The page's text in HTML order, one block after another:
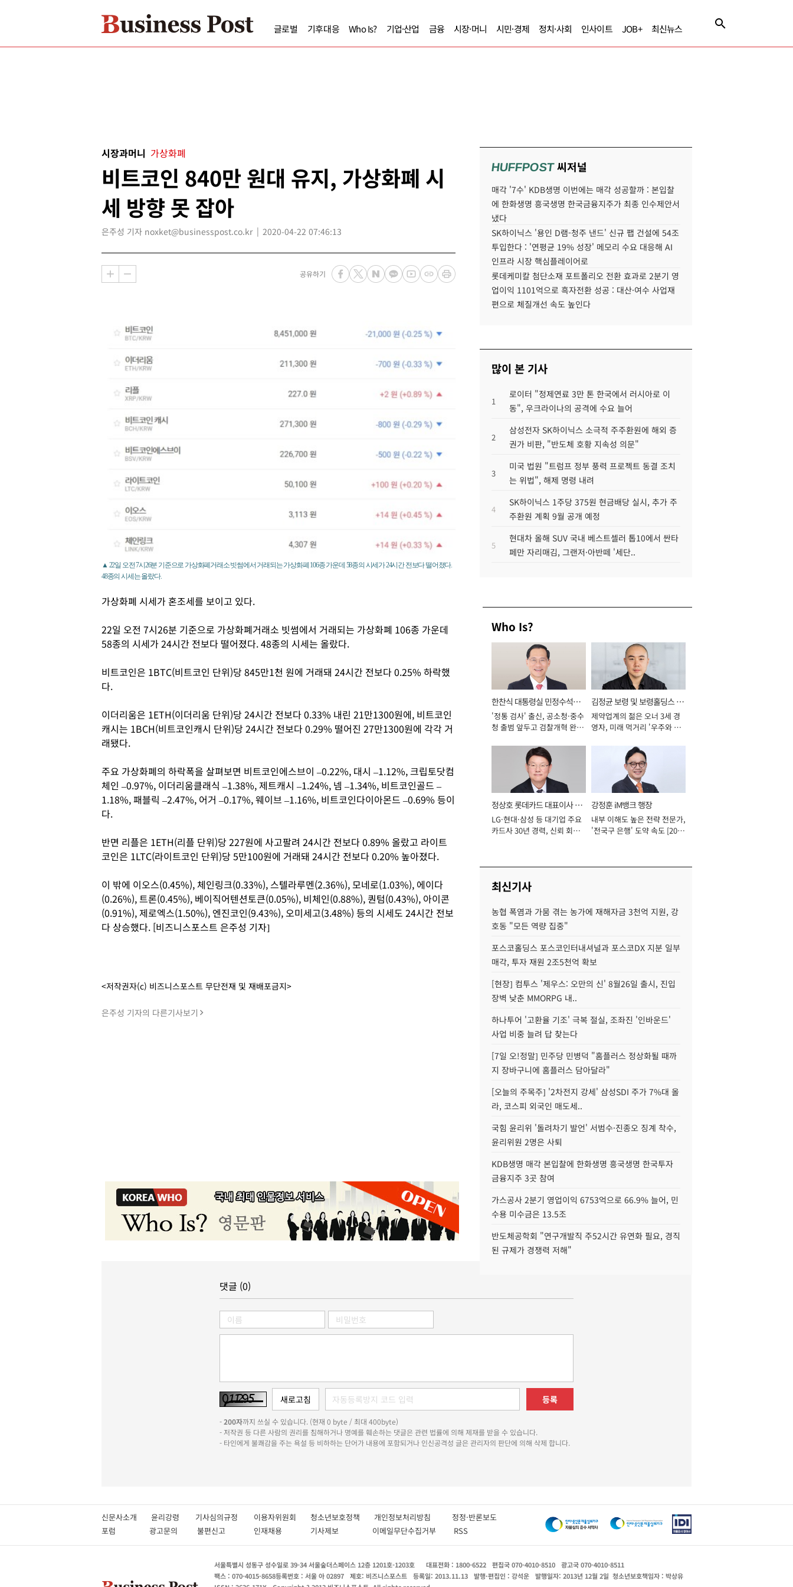
글로벌 기후대응 Who Is? 기업·산업 금융 시장·머니 시민·경제 정치·사회 인사이트 JOB+ 최신뉴스
시장과머니 가상화폐
비트코인 840만 원대 유지, 가상화폐 시
세 방향 못 잡아
은주성 기자 noxket@businesspost.co.kr 2020-04-22 07:46:13
공유하기
▲ 22일 오전 7시26분 기준으로 가상화폐거래소 빗썸에서 거래되는 가상화폐 106종 가운데 58종의 시세가 24시간 전보다 떨어졌다.
48종의 시세는 올랐다.
가상화폐 시세가 혼조세를 보이고 있다.
22일 오전 7시26분 기준으로 가상화폐거래소 빗썸에서 거래되는 가상화폐 106종 가운데
58종의 시세가 24시간 전보다 떨어졌다. 48종의 시세는 올랐다.
비트코인은 1BTC(비트코인 단위)당 845만1천 원에 거래돼 24시간 전보다 0.25% 하락했
다.
이더리움은 1ETH(이더리움 단위)당 24시간 전보다 0.33% 내린 21만1300원에, 비트코인
캐시는 1BCH(비트코인캐시 단위)당 24시간 전보다 0.29% 떨어진 27만1300원에 각각 거
래됐다.
주요 가상화폐의 하락폭을 살펴보면 비트코인에스브이 –0.22%, 대시 –1.12%, 크립토닷컴
체인 –0.97%, 이더리움클래식 –1.38%, 제트캐시 –1.24%, 넴 –1.34%, 비트코인골드 –
1.18%, 패블릭 –2.47%, 어거 –0.17%, 웨이브 –1.16%, 비트코인다이아몬드 –0.69% 등이
다.
반면 리플은 1ETH(리플 단위)당 227원에 사고팔려 24시간 전보다 0.89% 올랐고 라이트
코인은 1LTC(라이트코인 단위)당 5만100원에 거래돼 24시간 전보다 0.20% 높아졌다.
이 밖에 이오스(0.45%), 체인링크(0.33%), 스텔라루멘(2.36%), 모네로(1.03%), 에이다
(0.26%), 트론(0.45%), 베이직어텐션토큰(0.05%), 비체인(0.88%), 퀀텀(0.43%), 아이콘
(0.91%), 제로엑스(1.50%), 엔진코인(9.43%), 오미세고(3.48%) 등의 시세도 24시간 전보
다 상승했다. [비즈니스포스트 은주성 기자]
<저작권자(c) 비즈니스포스트 무단전재 및 재배포금지>
은주성 기자의 다른기사보기
HUFFPOST씨저널
매각 '7수' KDB생명 이번에는 매각 성공할까 : 본입찰
에 한화생명 흥국생명 한국금융지주가 최종 인수제안서
냈다
SK하이닉스 '용인 D램-청주 낸드' 신규 팹 건설에 54조
투입한다 : '연평균 19% 성장' 메모리 수요 대응해 AI
인프라 시장 핵심플레이어로
롯데케미칼 첨단소재 포트폴리오 전환 효과로 2분기 영
업이익 1101억으로 흑자전환 성공 : 대산·여수 사업재
편으로 체질개선 속도 높인다
많이 본 기사
1
로이터 "정제연료 3만 톤 한국에서 러시아로 이
동", 우크라이나의 공격에 수요 늘어
2
삼성전자 SK하이닉스 소극적 주주환원에 해외 증
권가 비판, "반도체 호황 지속성 의문"
3
미국 법원 "트럼프 정부 풍력 프로젝트 동결 조치
는 위법", 해제 명령 내려
4
SK하이닉스 1주당 375원 현금배당 실시, 추가 주
주환원 계획 9월 공개 예정
5
현대차 올해 SUV 국내 베스트셀러 톱10에서 싼타
페만 자리매김, 그랜저·아반떼 '세단..
Who Is?
한찬식 대통령실 민정수석비
서관
'정통 검사' 출신, 공소청·중수
청 출범 앞두고 검찰개혁 완수
김정균 보령 및 보령홀딩스 대
표이사 사장
제약업계의 젊은 오너 3세 경
영자, 미래 먹거리 '우주와 헬
정상호 롯데카드 대표이사 사
장
LG·현대·삼성 등 대기업 주요
카드사 30년 경력, 신뢰 회복
강정훈 iM뱅크 행장
내부 이해도 높은 전략 전문가,
'전국구 은행' 도약 속도 [2026
최신기사
농협 폭염과 가뭄 겪는 농가에 재해자금 3천억 지원, 강
호동 "모든 역량 집중"
포스코홀딩스 포스코인터내셔널과 포스코DX 지분 일부
매각, 투자 재원 2조5천억 확보
[현장] 컴투스 '제우스: 오만의 신' 8월26일 출시, 진입
장벽 낮춘 MMORPG 내..
하나투어 '고환율 기조' 극복 절실, 조좌진 '인바운드'
사업 비중 늘려 답 찾는다
[7일 오!정말] 민주당 민병덕 "홈플러스 정상화될 때까
지 장바구니에 홈플러스 담아달라"
[오늘의 주목주] '2차전지 강세' 삼성SDI 주가 7%대 올
라, 코스피 외국인 매도세..
국힘 윤리위 '돌려차기 발언' 서범수·진종오 징계 착수,
윤리위원 2명은 사퇴
KDB생명 매각 본입찰에 한화생명 흥국생명 한국투자
금융지주 3곳 참여
가스공사 2분기 영업이익 6753억으로 66.9% 늘어, 민
수용 미수금은 13.5조
반도체공학회 "연구개발직 주52시간 유연화 필요, 경직
된 규제가 경쟁력 저해"
댓글 (0)
등록
-200자까지 쓰실 수 있습니다. (현재 0 byte / 최대 400byte)
- 저작권 등 다른 사람의 권리를 침해하거나 명예를 훼손하는 댓글은 관련 법률에 의해 제재를 받을 수 있습니다.
- 타인에게 불쾌감을 주는 욕설 등 비하하는 단어가 내용에 포함되거나 인신공격성 글은 관리자의 판단에 의해 삭제 합니다.
신문사소개 윤리강령 기사심의규정 이용자위원회 청소년보호정책 개인정보처리방침 정정·반론보도
포럼
광고문의 불편신고 인재채용 기사제보 이메일무단수집거부 RSS
서울특별시 성동구 성수일로 39-34 서울숲더스페이스 12층 1201호-1203호 대표전화 : 1800-6522 편집국 070-4010-8510
광고국 070-4010-8511
팩스 : 070-4015-8658등록번호 : 서울 아 02897 제호: 비즈니스포스트 등록일: 2013.11.13 발행·편집인 : 강석운 발행일자: 2013년 12월 2일 청소년보호책임자 : 박상유